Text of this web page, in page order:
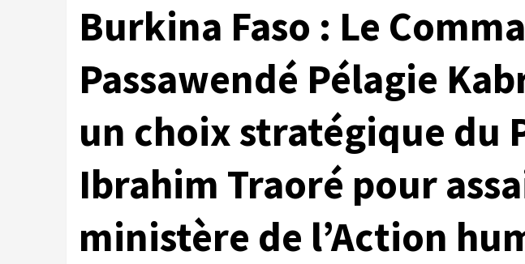
Burkina Faso : Le
Passawendé Pélagie
un choix stratégique du
Ibrahim Traoré pour
ministère de l’Action